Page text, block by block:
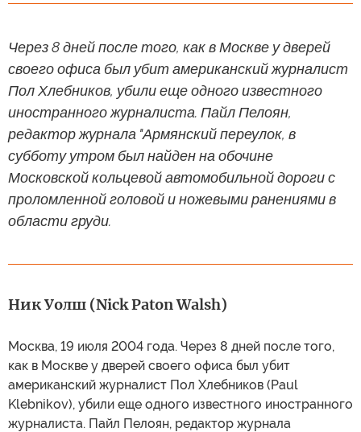
Через 8 дней после того, как в Москве у дверей
своего офиса был убит американский журналист
Пол Хлебников, убили еще одного известного
иностранного журналиста. Пайл Пелоян,
редактор журнала "Армянский переулок, в
субботу утром был найден на обочине
Московской кольцевой автомобильной дороги с
проломленной головой и ножевыми ранениями в
области груди.
Ник Уолш (Nick Paton Walsh)
Москва, 19 июля 2004 года. Через 8 дней после того,
как в Москве у дверей своего офиса был убит
американский журналист Пол Хлебников (Paul
Klebnikov), убили еще одного известного иностранного
журналиста. Пайл Пелоян, редактор журнала